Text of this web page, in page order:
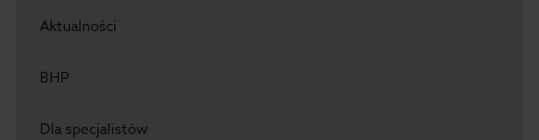
Aktualności
BHP
Dla specjalistów